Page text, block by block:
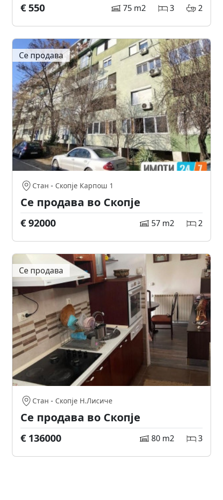
€ 550 75 m2 3 2
Се продава
Стан - Скопје Карпош 1
Се продава во Скопје
€ 92000 57 m2 2
Се продава
Стан - Скопје Н.Лисиче
Се продава во Скопје
€ 136000 80 m2 3